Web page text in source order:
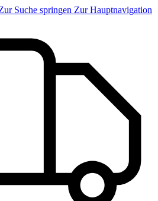
Suche springen Zur Hauptnavigation